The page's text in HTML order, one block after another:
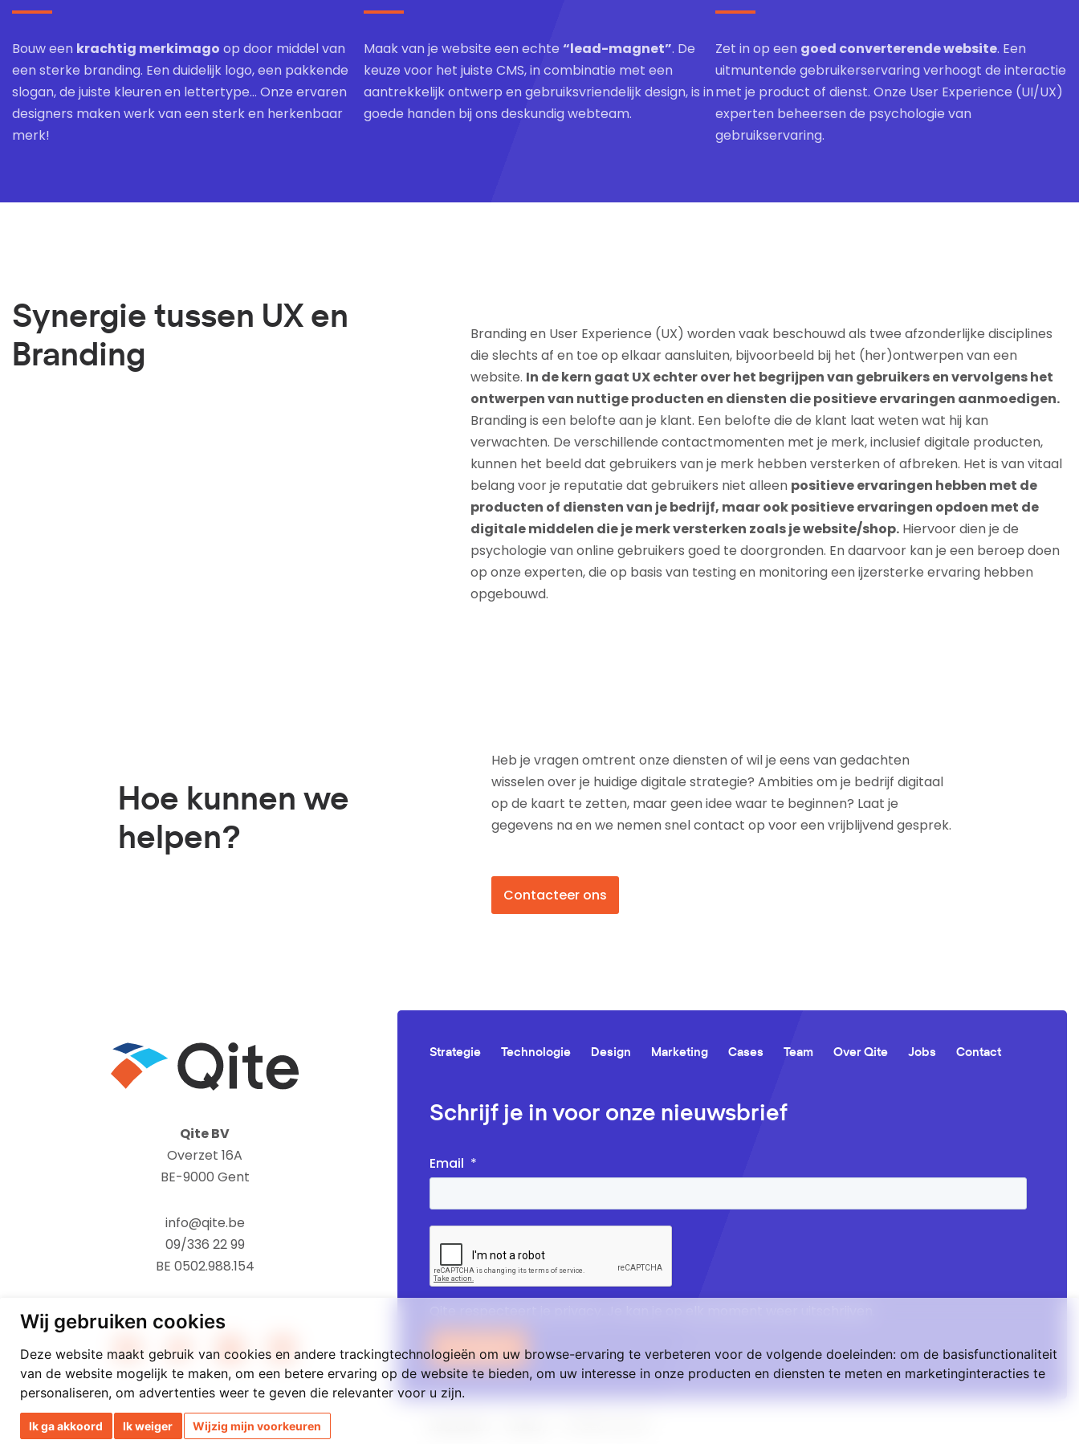
Wij gebruiken cookies
Deze website maakt gebruik van cookies en andere trackingtechnologieën om uw browse-ervaring te verbeteren voor de volgende doeleinden: om de basisfunctionaliteit
van de website mogelijk te maken, om een betere ervaring op de website te bieden, om uw interesse in onze producten en diensten te meten en marketinginteracties te
personaliseren, om advertenties weer te geven die relevanter voor u zijn.
Ik ga akkoord Ik weiger Wijzig mijn voorkeuren
Bouw een krachtig merkimago op door middel van
een sterke branding. Een duidelijk logo, een pakkende
slogan, de juiste kleuren en lettertype... Onze ervaren
designers maken werk van een sterk en herkenbaar
merk!
Maak van je website een echte “lead-magnet”. De
keuze voor het juiste CMS, in combinatie met een
aantrekkelijk ontwerp en gebruiksvriendelijk design, is in
goede handen bij ons deskundig webteam.
Zet in op een goed converterende website. Een
uitmuntende gebruikerservaring verhoogt de interactie
met je product of dienst. Onze User Experience (UI/UX)
experten beheersen de psychologie van
gebruikservaring.
Synergie tussen UX en
Branding
Branding en User Experience (UX) worden vaak beschouwd als twee afzonderlijke disciplines
die slechts af en toe op elkaar aansluiten, bijvoorbeeld bij het (her)ontwerpen van een
website. In de kern gaat UX echter over het begrijpen van gebruikers en vervolgens het
ontwerpen van nuttige producten en diensten die positieve ervaringen aanmoedigen.
Branding is een belofte aan je klant. Een belofte die de klant laat weten wat hij kan
verwachten. De verschillende contactmomenten met je merk, inclusief digitale producten,
kunnen het beeld dat gebruikers van je merk hebben versterken of afbreken. Het is van vitaal
belang voor je reputatie dat gebruikers niet alleen positieve ervaringen hebben met de
producten of diensten van je bedrijf, maar ook positieve ervaringen opdoen met de
digitale middelen die je merk versterken zoals je website/shop.Hiervoor dien je de
psychologie van online gebruikers goed te doorgronden. En daarvoor kan je een beroep doen
op onze experten, die op basis van testing en monitoring een ijzersterke ervaring hebben
opgebouwd.
Hoe kunnen we
helpen?
Heb je vragen omtrent onze diensten of wil je eens van gedachten
wisselen over je huidige digitale strategie? Ambities om je bedrijf digitaal
op de kaart te zetten, maar geen idee waar te beginnen? Laat je
gegevens na en we nemen snel contact op voor een vrijblijvend gesprek.
Contacteer ons
Qite BV
Overzet 16A
BE-9000 Gent
info@qite.be
09/336 22 99
BE 0502.988.154
Strategie Technologie Design Marketing Cases Team Over Qite Jobs Contact
Schrijf je in voor onze nieuwsbrief
Email *
Inschrijven